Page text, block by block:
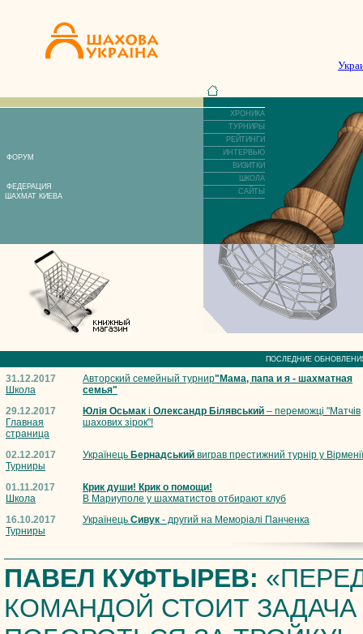
ФОРУМ
ФЕДЕРАЦИЯ
ШАХМАТ КИЕВА
ХРОНИКА
ТУРНИРЫ
РЕЙТИНГИ
ИНТЕРВЬЮ
ВИЗИТКИ
ШКОЛА
САЙТЫ
ПОСЛЕДНИЕ
31.12.2017
Школа
Авторский семейный турнир"Мама, папа и я - шахматная
семья"
29.12.2017
Главная
страница
Юлія Осьмак і Олександр Білявський – переможці "Матчів
шахових зірок"!
02.12.2017
Турниры
Українець Бернадський виграв престижний турнір у Вірменії
01.11.2017
Школа
Крик души! Крик о помощи!
В Мариуполе у шахматистов отбирают клуб
16.10.2017
Турниры
Українець Сивук - другий на Меморіалі Панченка
ПАВЕЛ КУФТЫРЕВ:
КОМАНДОЙ СТОИТ ЗАДАЧА